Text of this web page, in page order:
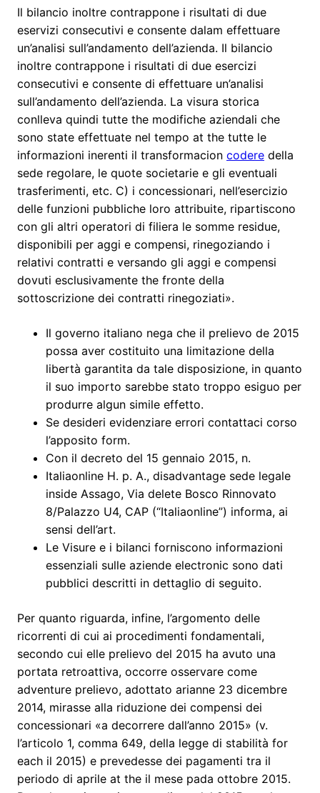
Il bilancio inoltre contrappone i risultati di due
eservizi consecutivi e consente dalam effettuare
un’analisi sull’andamento dell’azienda. Il bilancio
inoltre contrappone i risultati di due esercizi
consecutivi e consente di effettuare un’analisi
sull’andamento dell’azienda. La visura storica
conlleva quindi tutte the modifiche aziendali che
sono state effettuate nel tempo at the tutte le
informazioni inerenti il transformacion codere della
sede regolare, le quote societarie e gli eventuali
trasferimenti, etc. C) i concessionari, nell’esercizio
delle funzioni pubbliche loro attribuite, ripartiscono
con gli altri operatori di filiera le somme residue,
disponibili per aggi e compensi, rinegoziando i
relativi contratti e versando gli aggi e compensi
dovuti esclusivamente the fronte della
sottoscrizione dei contratti rinegoziati».
Il governo italiano nega che il prelievo de 2015
possa aver costituito una limitazione della
libertà garantita da tale disposizione, in quanto
il suo importo sarebbe stato troppo esiguo per
produrre algun simile effetto.
Se desideri evidenziare errori contattaci corso
l’apposito form.
Con il decreto del 15 gennaio 2015, n.
Italiaonline H. p. A., disadvantage sede legale
inside Assago, Via delete Bosco Rinnovato
8/Palazzo U4, CAP (“Italiaonline”) informa, ai
sensi dell’art.
Le Visure e i bilanci forniscono informazioni
essenziali sulle aziende electronic sono dati
pubblici descritti in dettaglio di seguito.
Per quanto riguarda, infine, l’argomento delle
ricorrenti di cui ai procedimenti fondamentali,
secondo cui elle prelievo del 2015 ha avuto una
portata retroattiva, occorre osservare come
adventure prelievo, adottato arianne 23 dicembre
2014, mirasse alla riduzione dei compensi dei
concessionari «a decorrere dall’anno 2015» (v.
l’articolo 1, comma 649, della legge di stabilità for
each il 2015) e prevedesse dei pagamenti tra il
periodo di aprile at the il mese pada ottobre 2015.